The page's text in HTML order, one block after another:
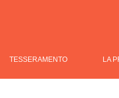
TESSERAMENTO LA